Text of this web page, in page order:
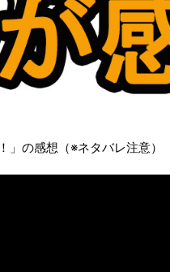
」の感想（※ネタバレ注意）